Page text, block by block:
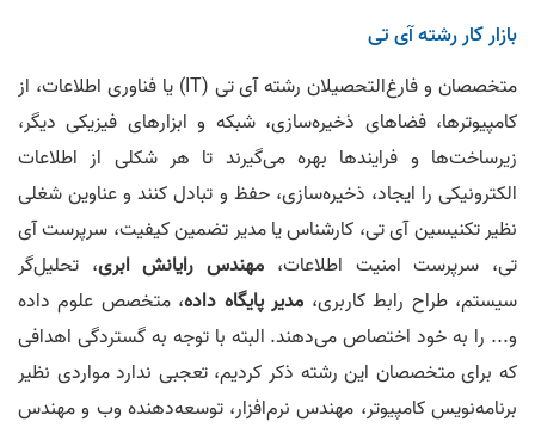
بازار کار رشته آی تی
متخصصان و فارغ‌التحصیلان رشته آی تی (IT) یا فناوری اطلاعات، از
کامپیوترها، فضاهای ذخیره‌سازی، شبکه و ابزارهای فیزیکی دیگر،
زیرساخت‌ها و فرایندها بهره می‌گیرند تا هر شکلی از اطلاعات
الکترونیکی را ایجاد، ذخیره‌سازی، حفظ و تبادل کنند و عناوین شغلی
نظیر تکنیسین آی تی، کارشناس یا مدیر تضمین کیفیت، سرپرست آی
تی، سرپرست امنیت اطلاعات، مهندس رایانش ابری، تحلیل‌گر
سیستم، طراح رابط کاربری، مدیر پایگاه داده، متخصص علوم داده
و... را به خود اختصاص می‌دهند. البته با توجه به گستردگی اهدافی
که برای متخصصان این رشته ذکر کردیم، تعجبی ندارد مواردی نظیر
برنامه‌نویس کامپیوتر، مهندس نرم‌افزار، توسعه‌دهنده وب و مهندس